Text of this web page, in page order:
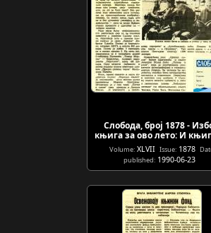
Слобода, број 1878 -
књига за ово лето: И
Volume: XLVII Issue: 1878
published: 1990-06-23